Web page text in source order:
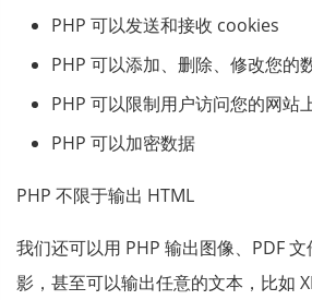
PHP 可以发送和接收 cookies
PHP 可以添加、删除、修改您的
PHP 可以限制用户访问您的网站
PHP 可以加密数据
PHP 不限于输出 HTML
我们还可以用 PHP 输出图像、PDF
影，甚至可以输出任意的文本，比如